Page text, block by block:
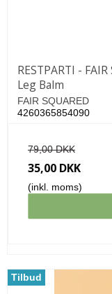
RESTPARTI -
Leg Balm
FAIR SQUARED
4260365854090
79,00 DKK
35,00 DKK
(inkl. moms)
Tilbud